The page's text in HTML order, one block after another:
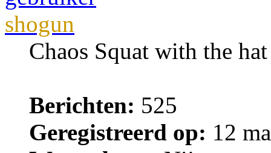
shogun
Chaos Squat with the
Berichten: 525
Geregistreerd op: 12